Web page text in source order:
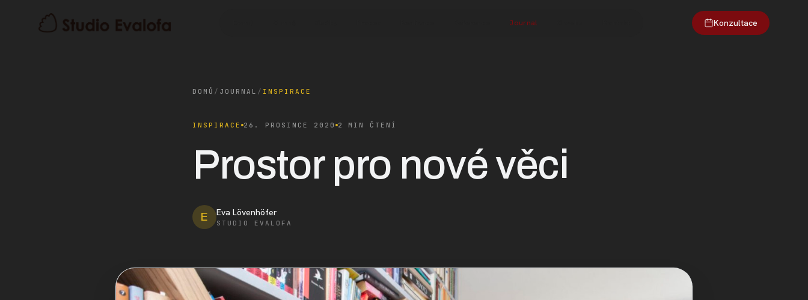
Journal Konzultace
DOMŮ / JOURNAL / INSPIRACE
INSPIRACE 26. PROSINCE 2020 2 MIN ČTENÍ
Prostor pro nové věci
E Eva Lövenhöfer
STUDIO EVALOFA